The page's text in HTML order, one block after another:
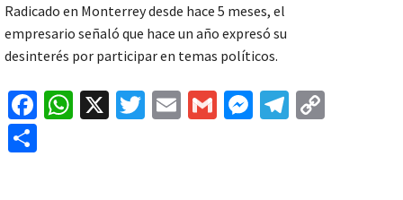
Radicado en Monterrey desde hace 5 meses, el
empresario señaló que hace un año expresó su
desinterés por participar en temas políticos.
Fa W X
T
E
G
M Te